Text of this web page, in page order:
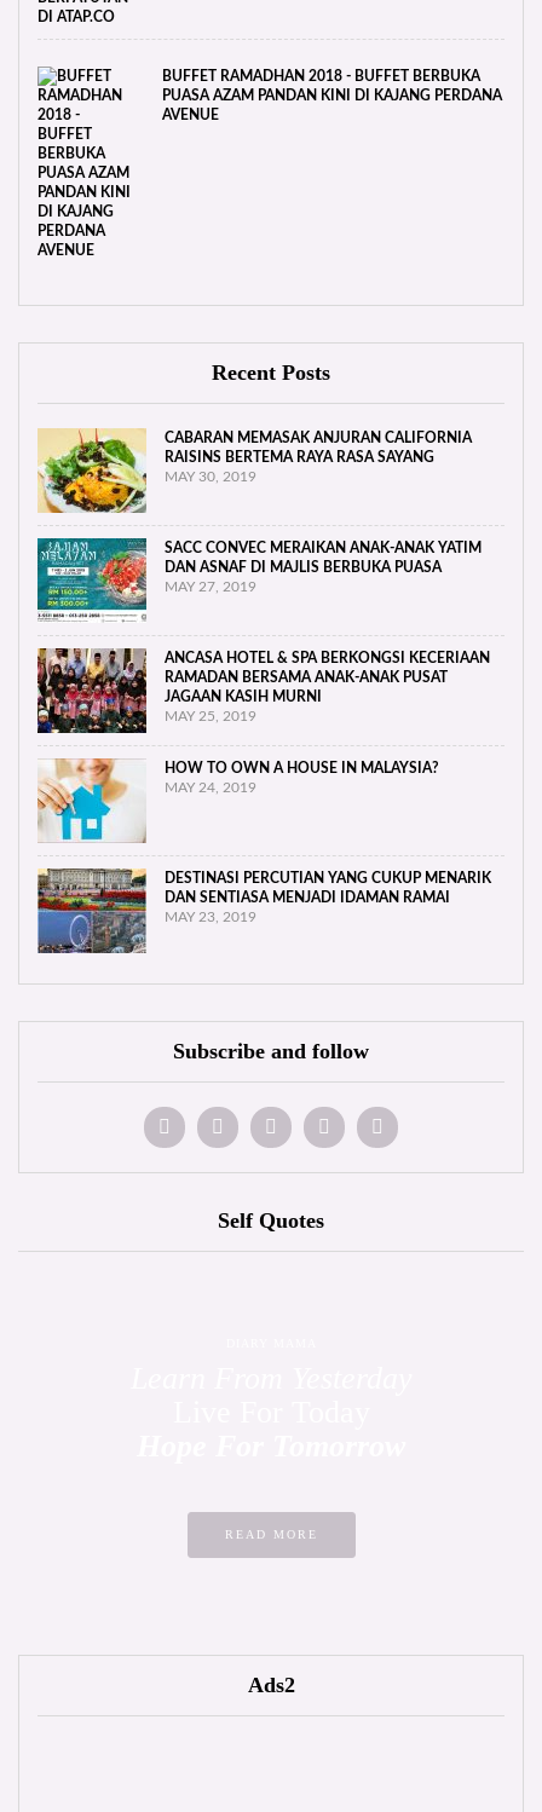
BUFFET RAMADHAN 2018 - BUFFET BERBUKA
PUASA AZAM PANDAN KINI DI KAJANG PERDANA
AVENUE
Recent Posts
CABARAN MEMASAK ANJURAN CALIFORNIA
RAISINS BERTEMA RAYA RASA SAYANG
MAY 30, 2019
SACC CONVEC MERAIKAN ANAK-ANAK YATIM
DAN ASNAF DI MAJLIS BERBUKA PUASA
MAY 27, 2019
ANCASA HOTEL & SPA BERKONGSI KECERIAAN
RAMADAN BERSAMA ANAK-ANAK PUSAT
JAGAAN KASIH MURNI
MAY 25, 2019
HOW TO OWN A HOUSE IN MALAYSIA?
MAY 24, 2019
DESTINASI PERCUTIAN YANG CUKUP MENARIK
DAN SENTIASA MENJADI IDAMAN RAMAI
MAY 23, 2019
Subscribe and follow
Self Quotes
READ MORE
Ads2